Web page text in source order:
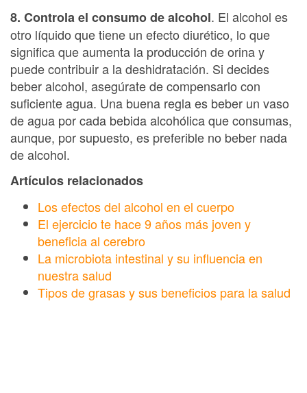
8. Controla el consumo de alcohol. El alcohol es
otro líquido que tiene un efecto diurético, lo que
significa que aumenta la producción de orina y
puede contribuir a la deshidratación. Si decides
beber alcohol, asegúrate de compensarlo con
suficiente agua. Una buena regla es beber un vaso
de agua por cada bebida alcohólica que consumas,
aunque, por supuesto, es preferible no beber nada
de alcohol.
Artículos relacionados
Los efectos del alcohol en el cuerpo
El ejercicio te hace 9 años más joven y
beneficia al cerebro
La microbiota intestinal y su influencia en
nuestra salud
Tipos de grasas y sus beneficios para la salud